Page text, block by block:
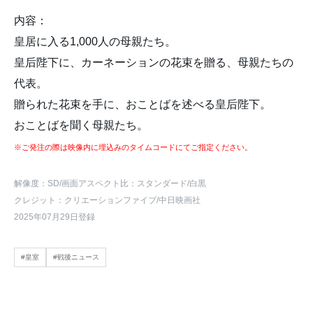
内容：
皇居に入る1,000人の母親たち。
皇后陛下に、カーネーションの花束を贈る、母親たちの
代表。
贈られた花束を手に、おことばを述べる皇后陛下。
おことばを聞く母親たち。
※ご発注の際は映像内に埋込みのタイムコードにてご指定ください。
解像度：SD/画面アスペクト比：スタンダード/白黒
クレジット：クリエーションファイブ/中日映画社
2025年07月29日登録
#皇室 #戦後ニュース